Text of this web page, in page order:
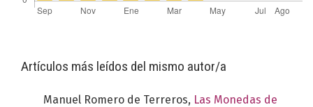
Artículos más leídos del mismo autor/a
Manuel Romero de Terreros, Las Monedas de